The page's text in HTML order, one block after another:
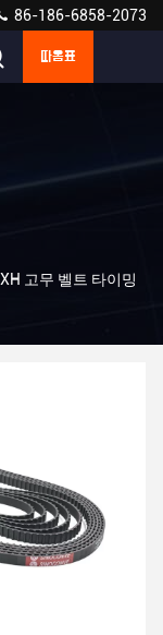
86-186-6858-2073
따옴표
고무 벨트 타이밍